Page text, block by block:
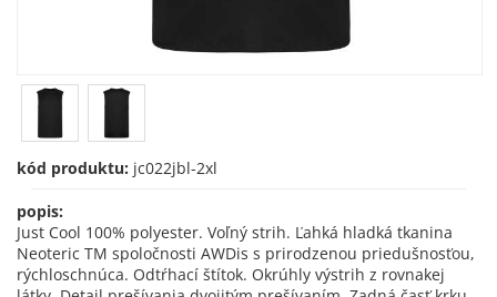
kód produktu: jc022jbl-2xl
popis:
Just Cool 100% polyester. Voľný strih. Ľahká hladká tkanina
Neoteric TM spoločnosti AWDis s prirodzenou priedušnosťou,
rýchloschnúca. Odtŕhací štítok. Okrúhly výstrih z rovnakej